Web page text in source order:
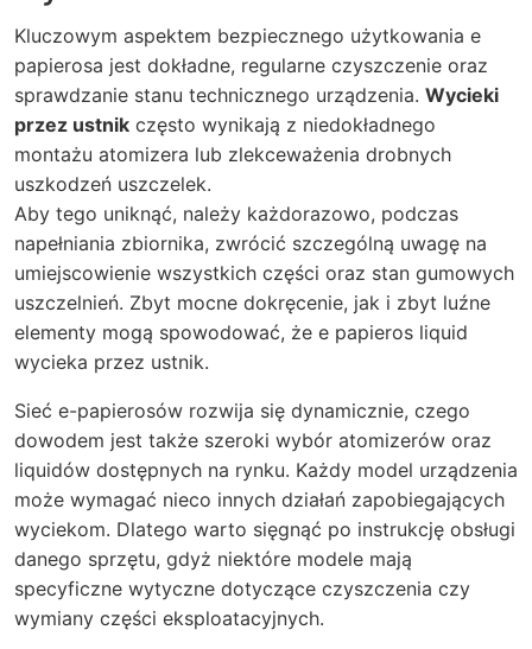
Kluczowym aspektem bezpiecznego użytkowania e
papierosa jest dokładne, regularne czyszczenie oraz
sprawdzanie stanu technicznego urządzenia. Wycieki
przez ustnik często wynikają z niedokładnego
montażu atomizera lub zlekceważenia drobnych
uszkodzeń uszczelek.
Aby tego uniknąć, należy każdorazowo, podczas
napełniania zbiornika, zwrócić szczególną uwagę na
umiejscowienie wszystkich części oraz stan gumowych
uszczelnień. Zbyt mocne dokręcenie, jak i zbyt luźne
elementy mogą spowodować, że e papieros liquid
wycieka przez ustnik.
Sieć e-papierosów rozwija się dynamicznie, czego
dowodem jest także szeroki wybór atomizerów oraz
liquidów dostępnych na rynku. Każdy model urządzenia
może wymagać nieco innych działań zapobiegających
wyciekom. Dlatego warto sięgnąć po instrukcję obsługi
danego sprzętu, gdyż niektóre modele mają
specyficzne wytyczne dotyczące czyszczenia czy
wymiany części eksploatacyjnych.